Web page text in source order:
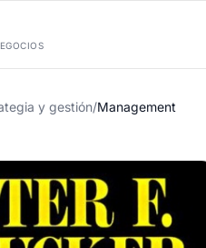
y gestión/Management